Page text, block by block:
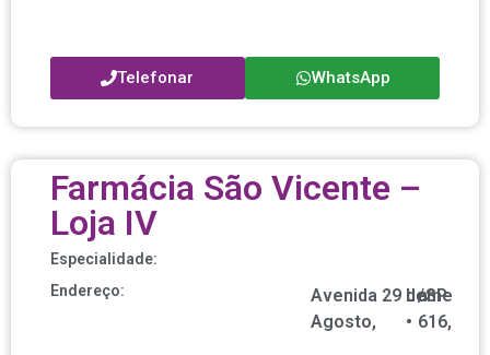
Telefonar WhatsApp
Farmácia São Vicente –
Loja IV
Especialidade:
Endereço:
Avenida 29 de
Agosto,
nº
616,
/
Leme
•
SP